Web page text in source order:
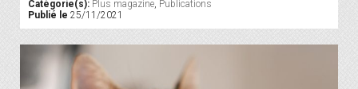
Catégorie(s): Plus magazine Publications
Publié le 25/11/2021